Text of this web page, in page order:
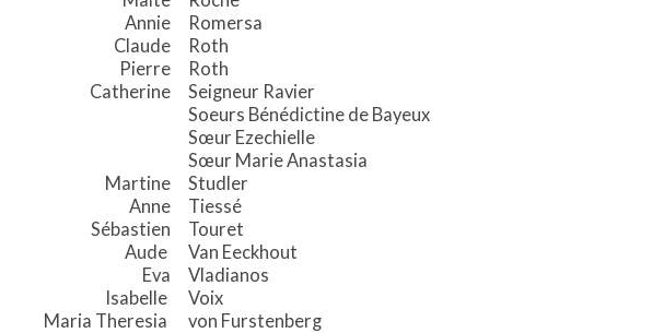
Annie
Romersa
Claude
Roth
Pierre
Roth
Catherine
Seigneur Ravier
Soeurs Bénédictine de Bayeux
Sœur Ezechielle
Sœur Marie Anastasia
Martine
Studler
Anne
Tiessé
Sébastien
Touret
Aude
Van Eeckhout
Eva
Vladianos
Isabelle
Voix
Maria Theresia von Furstenberg